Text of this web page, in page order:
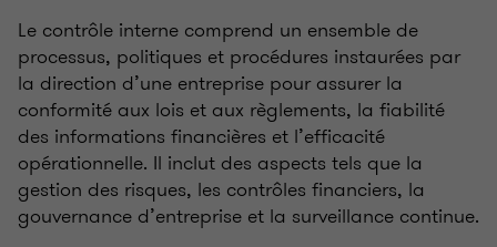
Le contrôle interne comprend un ensemble de
processus, politiques et procédures instaurées par
la direction d’une entreprise pour assurer la
conformité aux lois et aux règlements, la fiabilité
des informations financières et l’efficacité
opérationnelle. Il inclut des aspects tels que la
gestion des risques, les contrôles financiers, la
gouvernance d’entreprise et la surveillance continue.